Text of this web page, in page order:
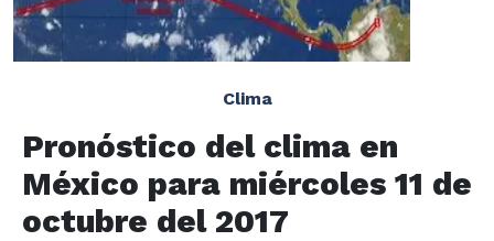
Clima
Pronóstico del clima en
México para miércoles 11 de
octubre del 2017